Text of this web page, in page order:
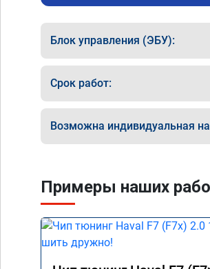
Блок управления (ЭБУ):
Срок работ:
Возможна индивидуальная
Примеры наших